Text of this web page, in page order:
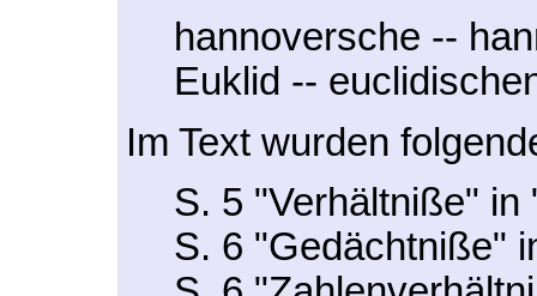
hannoversche --
Euklid --
Im Text wurden
S. 5 "Verhältniße" in
S. 6 "Gedächtniße"